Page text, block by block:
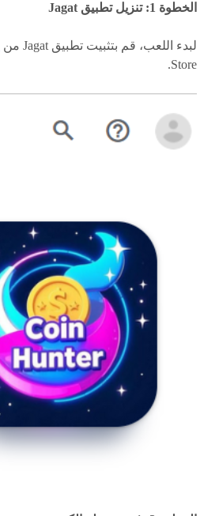
الخطوة 1: تنزيل تطبيق Jagat
لبدء اللعب، قم بتثبيت تطبيق Jagat من
Store.